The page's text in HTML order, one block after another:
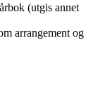
(utgis annet
arrangement og